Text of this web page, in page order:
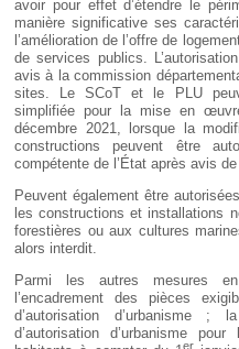
avoir pour effet d’étendre le
manière significative ses
l’amélioration de l’offre de
de services publics.
avis à la commission
sites. Le SCoT et le PLU
simplifiée pour la mise en
décembre 2021, lorsque la
constructions peuvent être
compétente de l’État après avis
Peuvent également être
les constructions et installations
forestières ou aux cultures
alors interdit.
Parmi les autres mesures
l’encadrement des pièces
d’autorisation d’urbanisme ;
d’autorisation d’urbanisme
er